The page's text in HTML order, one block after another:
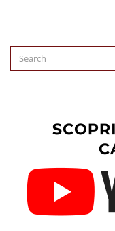
Search
for: